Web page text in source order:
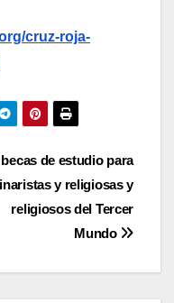
cruz-roja-
de estudio para
y religiosas y
religiosos del Tercer
Mundo